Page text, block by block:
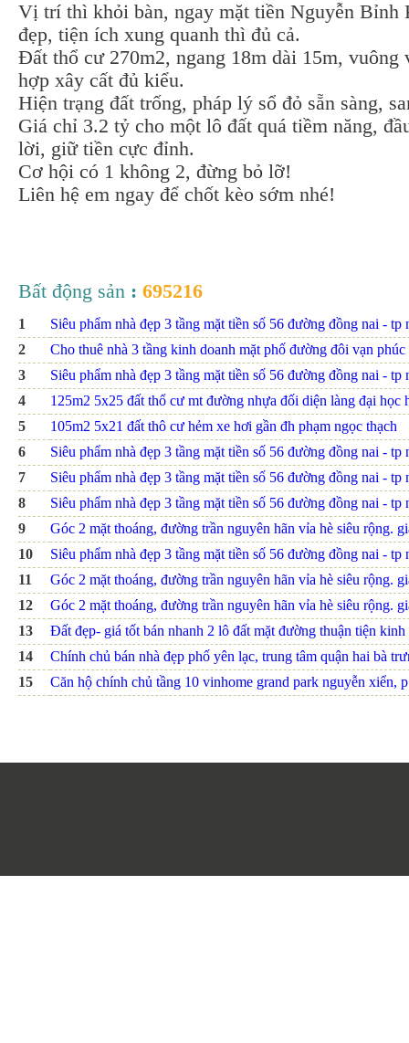
Vị trí thì khỏi bàn, ngay mặt tiền Nguyễn Bỉnh
đẹp, tiện ích xung quanh thì đủ cả.
Đất thổ cư 270m2, ngang 18m dài 15m, vuông
hợp xây cất đủ kiểu.
Hiện trạng đất trống, pháp lý sổ đỏ sẵn sàng,
Giá chỉ 3.2 tỷ cho một lô đất quá tiềm năng,
lời, giữ tiền cực đỉnh.
Cơ hội có 1 không 2, đừng bỏ lỡ!
Liên hệ em ngay để chốt kèo sớm nhé!
Bất động sản : 695216
1
Siêu phẩm nhà đẹp 3 tầng mặt tiền số 56 đường đồng nai - tp
2
Cho thuê nhà 3 tầng kinh doanh mặt phố đường đôi vạn phúc
3
Siêu phẩm nhà đẹp 3 tầng mặt tiền số 56 đường đồng nai - tp
4
125m2 5x25 đất thổ cư mt đường nhựa đối diện làng đại học
5
105m2 5x21 đất thô cư hẻm xe hơi gần đh phạm ngọc thạch
6
Siêu phẩm nhà đẹp 3 tầng mặt tiền số 56 đường đồng nai - tp
7
Siêu phẩm nhà đẹp 3 tầng mặt tiền số 56 đường đồng nai - tp
8
Siêu phẩm nhà đẹp 3 tầng mặt tiền số 56 đường đồng nai - tp
9
Góc 2 mặt thoáng, đường trần nguyên hãn vỉa hè siêu rộng.
10
Siêu phẩm nhà đẹp 3 tầng mặt tiền số 56 đường đồng nai - tp
11
Góc 2 mặt thoáng, đường trần nguyên hãn vỉa hè siêu rộng.
12
Góc 2 mặt thoáng, đường trần nguyên hãn vỉa hè siêu rộng.
13
Đất đẹp- giá tốt bán nhanh 2 lô đất mặt đường thuận tiện
14
Chính chủ bán nhà đẹp phố yên lạc, trung tâm quận hai bà
15
Căn hộ chính chủ tầng 10 vinhome grand park nguyễn xiển,